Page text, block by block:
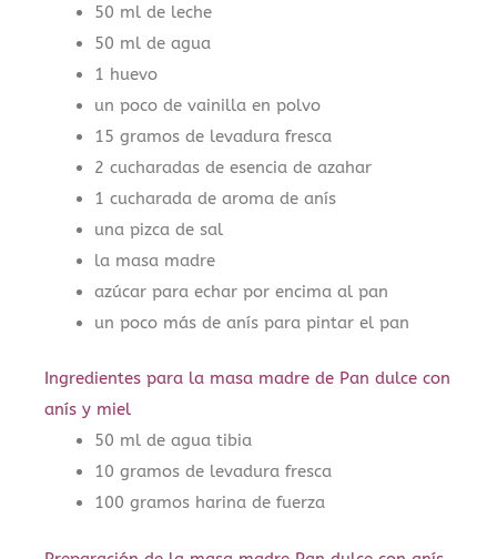
50 ml de leche
50 ml de agua
1 huevo
un poco de vainilla en polvo
15 gramos de levadura fresca
2 cucharadas de esencia de azahar
1 cucharada de aroma de anís
una pizca de sal
la masa madre
azúcar para echar por encima al pan
un poco más de anís para pintar el pan
Ingredientes para la masa madre de Pan dulce con
anís y miel
50 ml de agua tibia
10 gramos de levadura fresca
100 gramos harina de fuerza